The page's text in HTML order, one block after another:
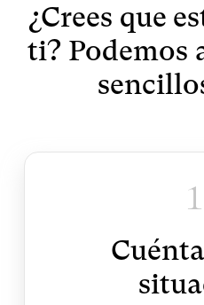
¿Crees que
ti? Podemos